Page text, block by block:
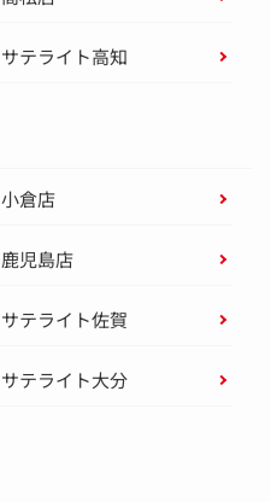
サテライト高知
小倉店
鹿児島店
サテライト佐賀
サテライト大分